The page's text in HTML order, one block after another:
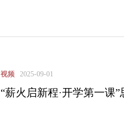
视频 2025-09-01
“薪火启新程·开学第一课